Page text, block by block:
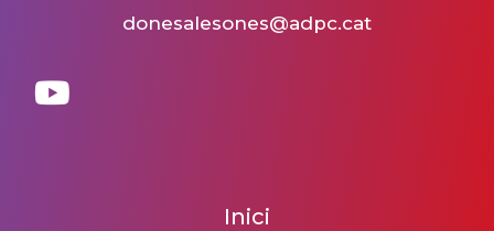
donesalesones@adpc.cat
Inici